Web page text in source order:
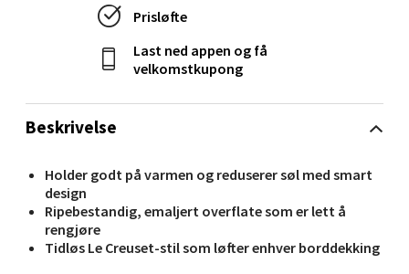
Beskrivelse
Holder godt på varmen og reduserer søl med smart
design
Ripebestandig, emaljert overflate som er lett å
rengjøre
Tidløs Le Creuset-stil som løfter enhver borddekking
Prisløfte
Last ned appen og få
velkomstkupong
Folke Bernadottes vei 52, 5147 Fyllingsdalen
Åpent i dag 10-21
0 i butikk
Oppdal - Aunasenteret
Aunasenteret, Sunndalsvegen 3, 7340 Oppdal